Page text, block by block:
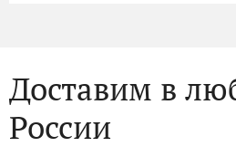
Доставим в
России